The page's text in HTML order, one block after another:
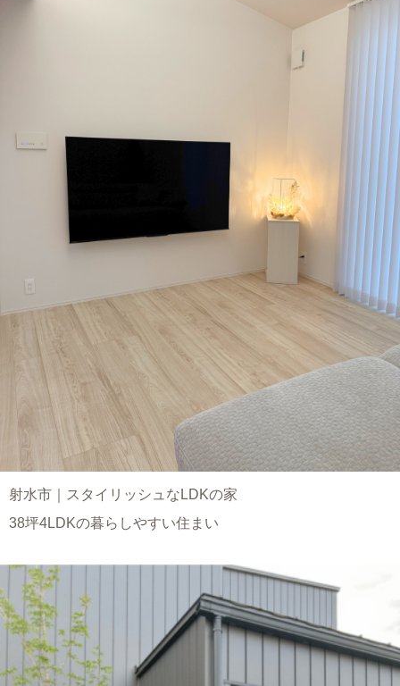
射水市｜スタイリッシュなLDKの家
38坪4LDKの暮らしやすい住まい